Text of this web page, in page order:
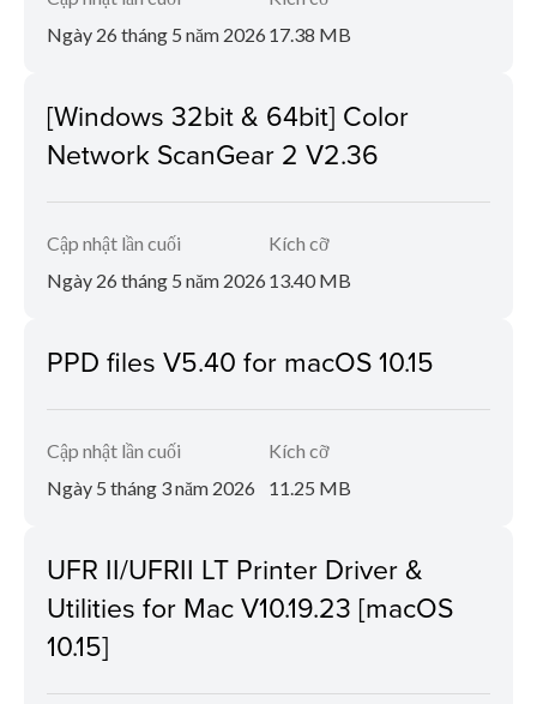
Ngày 26 tháng 5 năm 2026 17.38 MB
[Windows 32bit & 64bit] Color
Network ScanGear 2 V2.36
Cập nhật lần cuối
Ngày 26 tháng 5 năm 2026
Kích cỡ
13.40 MB
PPD files V5.40 for macOS 10.15
Cập nhật lần cuối
Ngày 5 tháng 3 năm 2026
Kích cỡ
11.25 MB
UFR II/UFRII LT Printer Driver &
Utilities for Mac V10.19.23 [macOS
10.15]